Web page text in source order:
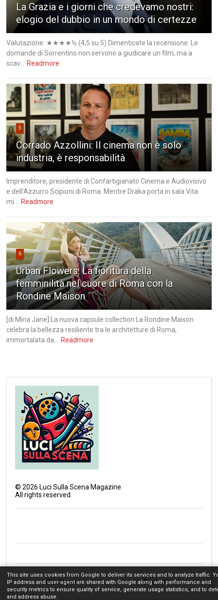
La Grazia e i giorni che credevamo nostri:
elogio del dubbio in un mondo di certezze
Valutazione: ★★★★½ (4,5 su 5) Dimenticate la recensione. Le
domande di Sorrentino non servono a giudicare un film, ma a
scav...
Readmore
5
Corrado Azzollini: Il cinema non è solo
industria, è responsabilità
Imprenditore, presidente di Confartigianato Cinema e Audiovisivo
e dell'Azzurro Scipioni di Roma. Mentre Draka porta in sala Vita
mi...
Readmore
6
Urban Flowers: La fioritura della
femminilità nel cuore di Roma con la
Rondine Maison
[di Mina Jane] La nuova capsule collection La Rondine Maison
celebra la bellezza resiliente tra le architetture di Roma,
immortalata da...
Readmore
©2026 Luci Sulla Scena Magazine
All rights reserved.
Chi Siamo Contatti
This site uses cookies from Google to deliver its services and to analyze traffic.
IP address and user-agent are shared with Google along with performance and
security metrics to ensure quality of service, generate usage statistics, and to
and address abuse.